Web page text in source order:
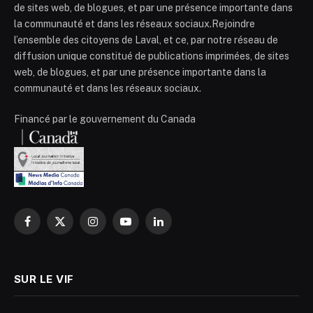
de sites web, de blogues, et par une présence importante dans
la communauté et dans les réseaux sociaux.Rejoindre
l’ensemble des citoyens de Laval, et ce, par notre réseau de
diffusion unique constitué de publications imprimées, de sites
web, de blogues, et par une présence importante dans la
communauté et dans les réseaux sociaux.
Financé par le gouvernement du Canada
Facebook
X
InstagramYouTubeLinkedIn
SUR LE VIF